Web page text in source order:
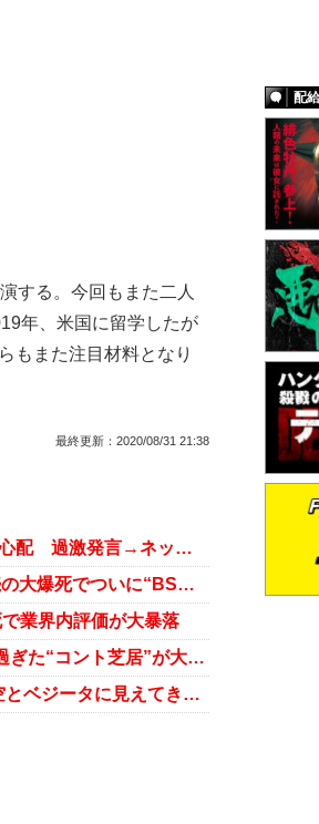
する。今回もまた二人
年、米国に留学したが
もまた注目材料となり
最終更新： 2020/08/31 21:38
野村周平、NY留学後ドラマ復帰も“SNS大暴走”再開の大心配 過激発言→ネット炎上は繰り返されてしまうのか？
もう地上波で主役は無理!? 福士蒼汰、主演ドラマ3作連続の大爆死でついに“BS降格”へ
業界内評価が大暴落
『半沢直樹』ついに主人公まで壊れた？ 大和田との行き過ぎた“コント芝居”が大反響
『半沢直樹』大和田との“バディ感”漂わせる共闘に「悟空とベジータに見えてきた」の声
配